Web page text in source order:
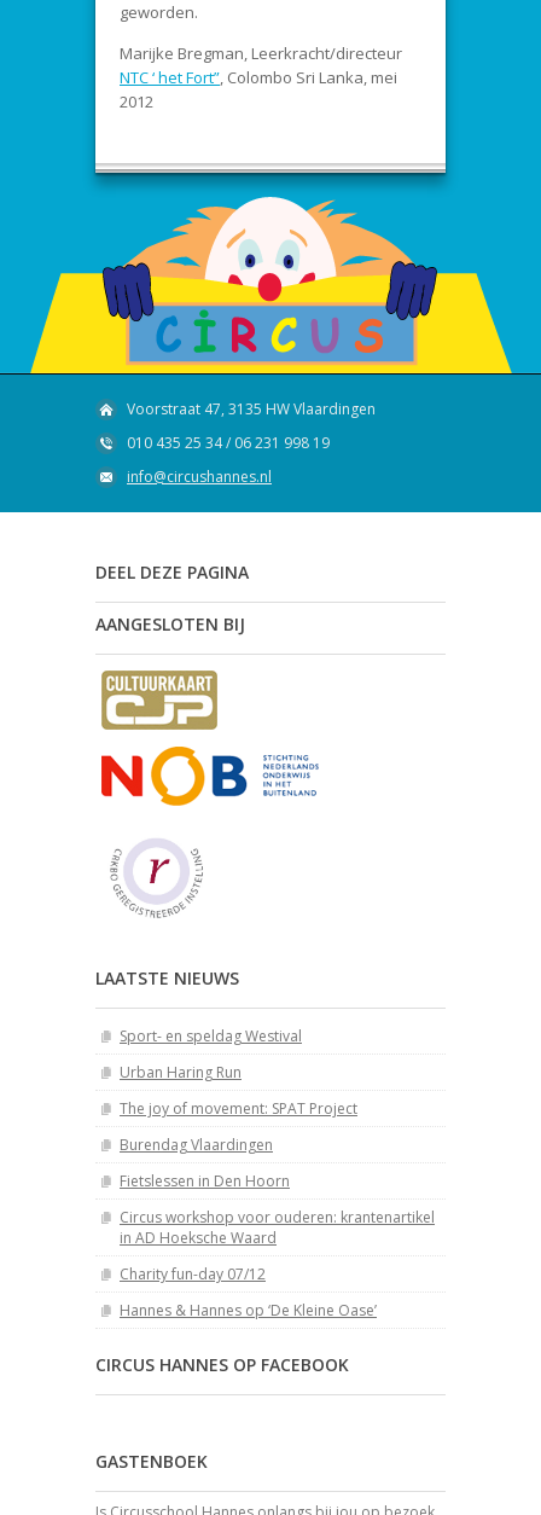
geworden.
Marijke Bregman, Leerkracht/directeur
NTC ‘ het Fort”, Colombo Sri Lanka, mei
2012
Voorstraat 47, 3135 HW Vlaardingen
010 435 25 34 / 06 231 998 19
info@circushannes.nl
DEEL DEZE PAGINA
AANGESLOTEN BIJ
LAATSTE NIEUWS
Sport- en speldag Westival
Urban Haring Run
The joy of movement: SPAT Project
Burendag Vlaardingen
Fietslessen in Den Hoorn
Circus workshop voor ouderen: krantenartikel
in AD Hoeksche Waard
Charity fun-day 07/12
Hannes & Hannes op ‘De Kleine Oase’
CIRCUS HANNES OP FACEBOOK
GASTENBOEK